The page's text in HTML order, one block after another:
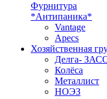
Фурнитура
*Антипаника*
Vantage
Apecs
Хозяйственная
Делга-
Колёса
Металлист
НОЭЗ